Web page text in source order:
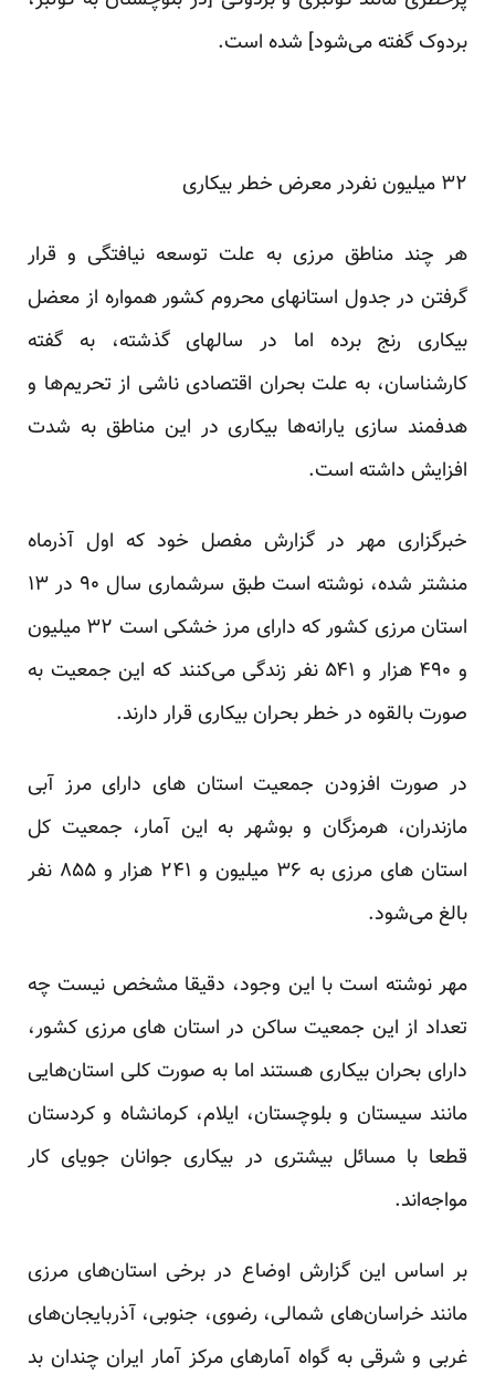
بردوک گفته می‌شود] شده است.
۳۲ میلیون نفردر معرض خطر بیکاری
هر چند مناطق مرزی به علت توسعه نیافتگی و قرار
گرفتن در جدول استانهای محروم کشور همواره از معضل
بیکاری رنج برده اما در سالهای گذشته، به گفته
کارشناسان، به علت بحران اقتصادی ناشی از تحریم‌ها و
هدفمند سازی یارانه‌ها بیکاری در این مناطق به شدت
افزایش داشته است.
خبرگزاری مهر در گزارش مفصل خود که اول آذرماه
منشتر شده، نوشته است طبق سرشماری سال ۹۰ در ۱۳
استان مرزی کشور که دارای مرز خشکی است ۳۲ میلیون
و ۴۹۰ هزار و ۵۴۱ نفر زندگی می‌کنند که این جمعیت به
صورت بالقوه در خطر بحران بیکاری قرار دارند.
در صورت افزودن جمعیت استان های دارای مرز آبی
مازندران، هرمزگان و بوشهر به این آمار، جمعیت کل
استان های مرزی به ۳۶ میلیون و ۲۴۱ هزار و ۸۵۵ نفر
بالغ می‌شود.
مهر نوشته است با این وجود، دقیقا مشخص نیست چه
تعداد از این جمعیت ساکن در استان های مرزی کشور،
دارای بحران بیکاری هستند اما به صورت کلی استان‌هایی
مانند سیستان و بلوچستان، ایلام، کرمانشاه و کردستان
قطعا با مسائل بیشتری در بیکاری جوانان جویای کار
مواجه‌اند.
بر اساس این گزارش اوضاع در برخی استان‌های مرزی
مانند خراسان‌های شمالی، رضوی، جنوبی، آذربایجان‌های
غربی و شرقی به گواه آمارهای مرکز آمار ایران چندان بد